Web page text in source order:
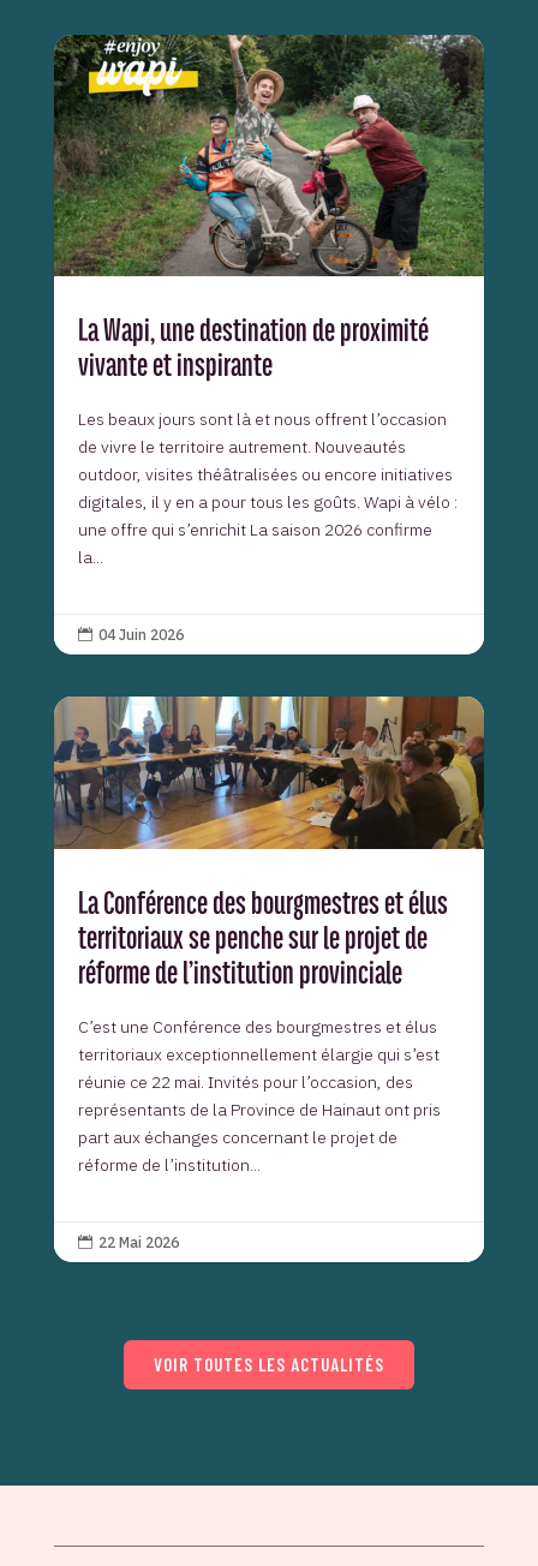
La Wapi, une destination de proximité
vivante et inspirante
Les beaux jours sont là et nous offrent l’occasion
de vivre le territoire autrement. Nouveautés
outdoor, visites théâtralisées ou encore initiatives
digitales, il y en a pour tous les goûts. Wapi à vélo :
une offre qui s’enrichit La saison 2026 confirme
la...
 04 Juin 2026
La Conférence des bourgmestres et élus
territoriaux se penche sur le projet de
réforme de l’institution provinciale
C’est une Conférence des bourgmestres et élus
territoriaux exceptionnellement élargie qui s’est
réunie ce 22 mai. Invités pour l’occasion, des
représentants de la Province de Hainaut ont pris
part aux échanges concernant le projet de
réforme de l’institution...
 22 Mai 2026
VOIR TOUTES LES ACTUALITÉS